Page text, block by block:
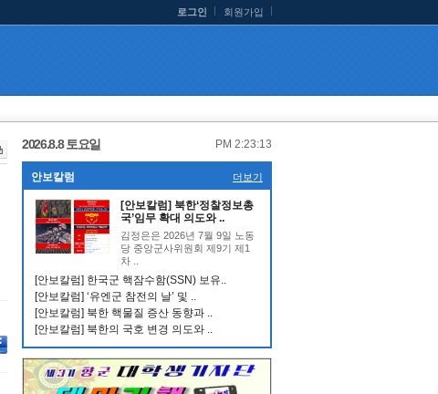
로그인 회원가입
2026.8.8 토요일 PM 2:23:13
안보칼럼 더보기
[안보칼럼] 북한‘정찰정보총
국’임무 확대 의도와 ..
김정은은 2026년 7월 9일 노동
당 중앙군사위원회 제9기 제1
차 ..
[안보칼럼] 한국군 핵잠수함(SSN) 보유..
[안보칼럼] ‘유엔군 참전의 날’ 및 ..
[안보칼럼] 북한 핵물질 증산 동향과 ..
[안보칼럼] 북한의 국호 변경 의도와 ..